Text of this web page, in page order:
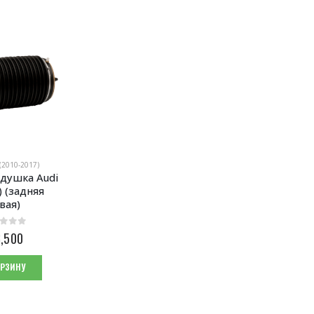
2017)
Audi
(задняя
5